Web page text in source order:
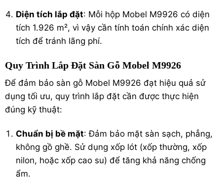
Diện tích lắp đặt: Mỗi hộp Mobel M9926 có diện
tích 1.926 m², vì vậy cần tính toán chính xác diện
tích để tránh lãng phí.
Quy Trình Lắp Đặt Sàn Gỗ Mobel M9926
Để đảm bảo sàn gỗ Mobel M9926 đạt hiệu quả sử
dụng tối ưu, quy trình lắp đặt cần được thực hiện
đúng kỹ thuật:
Chuẩn bị bề mặt: Đảm bảo mặt sàn sạch, phẳng,
không gồ ghề. Sử dụng xốp lót (xốp thường, xốp
nilon, hoặc xốp cao su) để tăng khả năng chống
ẩm.